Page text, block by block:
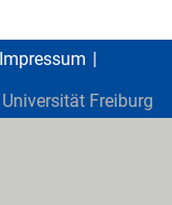
Impressum
Universität Freiburg